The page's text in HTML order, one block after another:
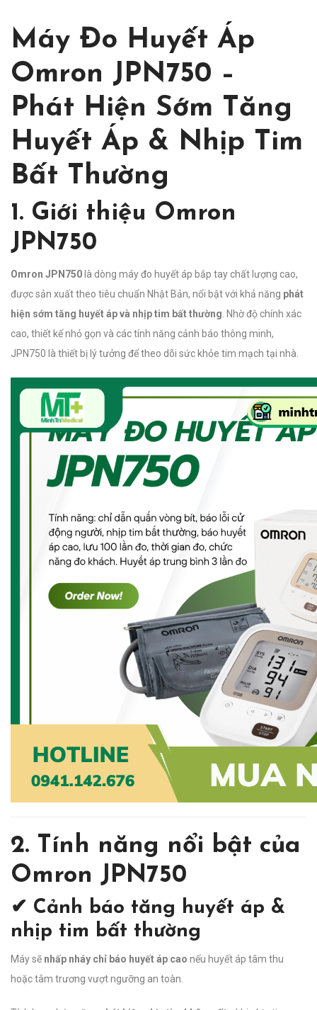
Máy Đo Huyết Áp
Omron JPN750 –
Phát Hiện Sớm Tăng
Huyết Áp & Nhịp Tim
Bất Thường
1. Giới thiệu Omron
JPN750
Omron JPN750 là dòng máy đo huyết áp bắp tay chất lượng cao,
được sản xuất theo tiêu chuẩn Nhật Bản, nổi bật với khả năng phát
hiện sớm tăng huyết áp và nhịp tim bất thường . Nhờ độ chính xác
cao, thiết kế nhỏ gọn và các tính năng cảnh báo thông minh,
JPN750 là thiết bị lý tưởng để theo dõi sức khỏe tim mạch tại nhà.
2. Tính năng nổi bật của
Omron JPN750
✔ Cảnh báo tăng huyết áp &
nhịp tim bất thường
Máy sẽ nhấp nháy chỉ báo huyết áp cao nếu huyết áp tâm thu
hoặc tâm trương vượt ngưỡng an toàn.